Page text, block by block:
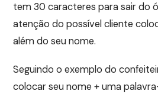
tem 30 caracteres para sair do
atenção do possível cliente
além do seu nome.
Seguindo o exemplo do
colocar seu nome + uma